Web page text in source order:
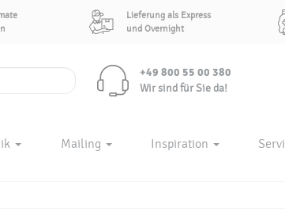
Lieferung als Express
und Overnight
+49 800 55 00 380
Wir sind für Sie da!
Mailing Inspiration